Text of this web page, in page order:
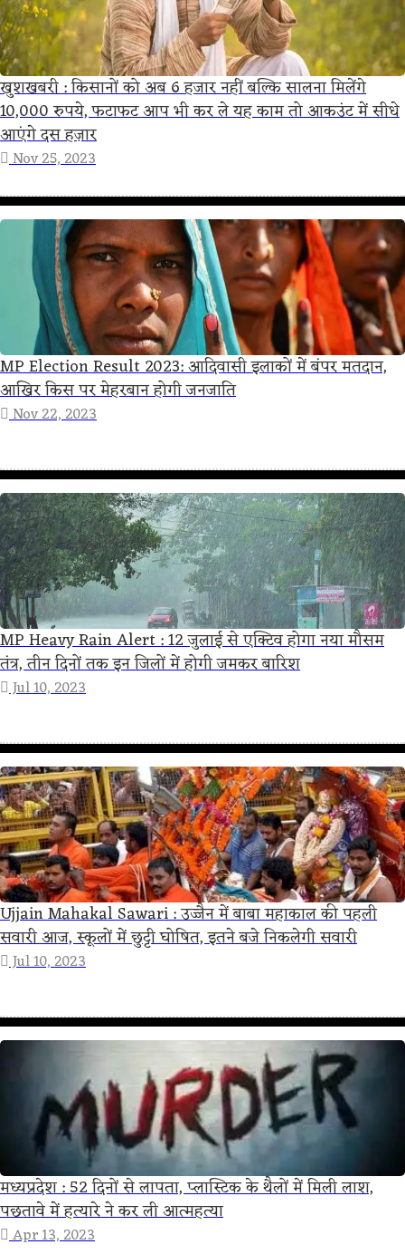
खुशखबरी : किसानों को अब 6 हजार नहीं बल्कि सालना मिलेंगे
10,000 रुपये, फटाफट आप भी कर ले यह काम तो आकउंट में सीधे
आएंगे दस हज़ार
Nov 25, 2023
MP Election Result 2023: आदिवासी इलाकों में बंपर मतदान,
आखिर किस पर मेहरबान होगी जनजाति
Nov 22, 2023
MP Heavy Rain Alert : 12 जुलाई से एक्टिव होगा नया मौसम
तंत्र, तीन दिनों तक इन जिलों में होगी जमकर बारिश
Jul 10, 2023
Ujjain Mahakal Sawari : उज्जैन में बाबा महाकाल की पहली
सवारी आज, स्कूलों में छुट्टी घोषित, इतने बजे निकलेगी सवारी
Jul 10, 2023
मध्यप्रदेश : 52 दिनों से लापता, प्लास्टिक के थैलों में मिली लाश,
पछतावे में हत्‍यारे ने कर ली आत्‍महत्‍या
Apr 13, 2023